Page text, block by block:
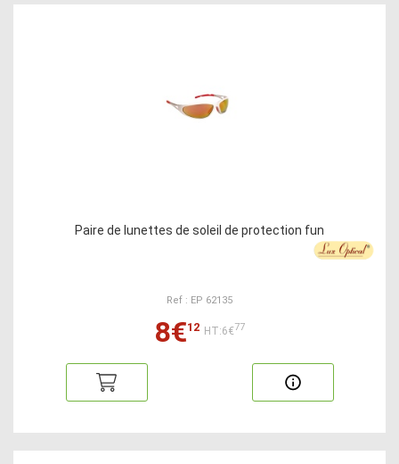
Paire de lunettes de soleil de protection fun
Ref : EP 62135
8€12 HT:6€77